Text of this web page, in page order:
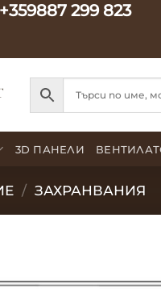
+359887 299 823
3D ПАНЕЛИ
/ ЗАХРАНВАНИЯ